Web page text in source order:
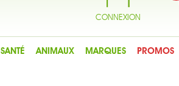
CONNEXION
SANTÉ ANIMAUX MARQUES PROMOS